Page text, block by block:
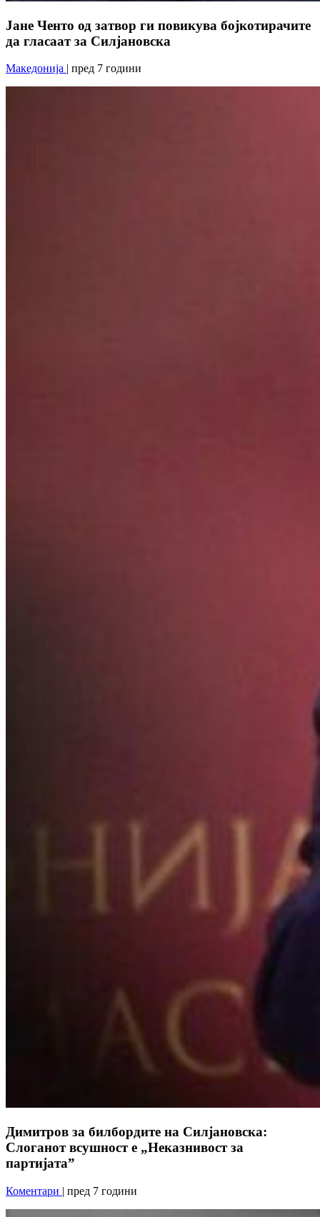
Јане Ченто од затвор ги повикува бојкотирачите
да гласаат за Силјановска
Македонија | пред 7 години
Димитров за билбордите на Силјановска:
Слоганот всушност е „Неказнивост за
партијата”
Коментари | пред 7 години